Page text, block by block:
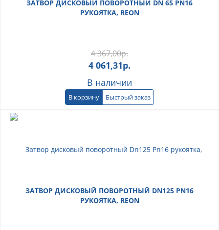
ЗАТВОР ДИСКОВЫЙ ПОВОРОТНЫЙ DN 65 PN16
РУКОЯТКА, REON
4 367,00р.
4 061,31р.
В наличии
В корзину Быстрый заказ
ЗАТВОР ДИСКОВЫЙ ПОВОРОТНЫЙ DN125 PN16
РУКОЯТКА, REON